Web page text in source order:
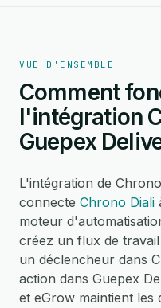
VUE D'ENSEMBLE
Comment
l'intégration
Guepex
L'intégration de
connecte Chrono Diali
moteur
créez un flux de
un déclencheur dans
action dans Guepex
et eGrow maintient les